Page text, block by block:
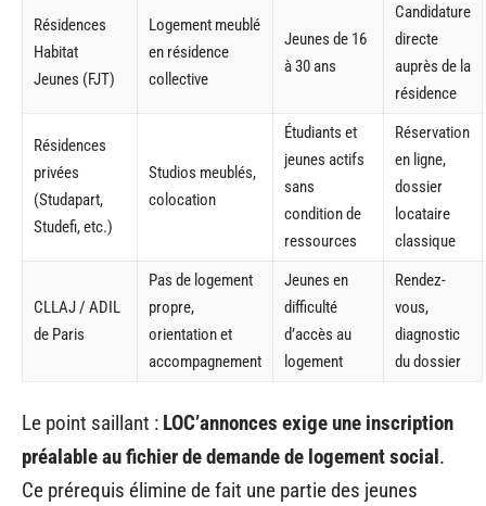
Résidences
Habitat
Jeunes (FJT)
Logement meublé
en résidence
collective
Jeunes de 16
à 30 ans
Candidature
directe
auprès de la
résidence
Résidences
privées
(Studapart,
Studefi, etc.)
Studios meublés,
colocation
Étudiants et
jeunes actifs
sans
condition de
ressources
Réservation
en ligne,
dossier
locataire
classique
CLLAJ / ADIL
de Paris
Pas de logement
propre,
orientation et
accompagnement
Jeunes en
difficulté
d’accès au
logement
Rendez-
vous,
diagnostic
du dossier
Le point saillant : LOC’annonces exige une inscription
préalable au fichier de demande de logement social.
Ce prérequis élimine de fait une partie des jeunes